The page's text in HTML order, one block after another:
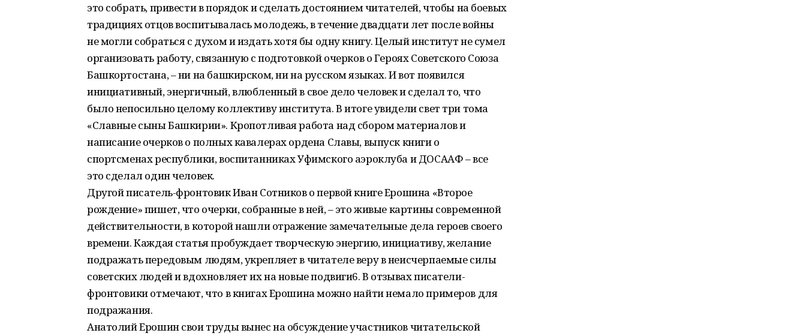
это собрать, привести в порядок и сделать достоянием читателей, чтобы на боевых
традициях отцов воспитывалась молодежь, в течение двадцати лет после войны
не могли собраться с духом и издать хотя бы одну книгу. Целый институт не сумел
организовать работу, связанную с подготовкой очерков о Героях Советского Союза
Башкортостана, – ни на башкирском, ни на русском языках. И вот появился
инициативный, энергичный, влюбленный в свое дело человек и сделал то, что
было непосильно целому коллективу института. В итоге увидели свет три тома
«Славные сыны Башкирии». Кропотливая работа над сбором материалов и
написание очерков о полных кавалерах ордена Славы, выпуск книги о
спортсменах республики, воспитанниках Уфимского аэроклуба и ДОСААФ – все
это сделал один человек.
Другой писатель-фронтовик Иван Сотников о первой книге Ерошина «Второе
рождение» пишет, что очерки, собранные в ней, – это живые картины современной
действительности, в которой нашли отражение замечательные дела героев своего
времени. Каждая статья пробуждает творческую энергию, инициативу, желание
подражать передовым людям, укрепляет в читателе веру в неисчерпаемые силы
советских людей и вдохновляет их на новые подвиги6. В отзывах писатели-
фронтовики отмечают, что в книгах Ерошина можно найти немало примеров для
подражания.
Анатолий Ерошин свои труды вынес на обсуждение участников читательской